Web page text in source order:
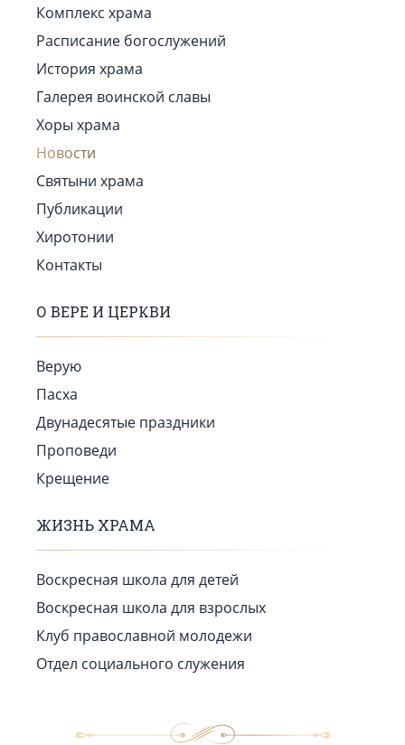
Комплекс храма
Расписание богослужений
История храма
Галерея воинской славы
Хоры храма
Новости
Святыни храма
Публикации
Хиротонии
Контакты
О ВЕРЕ И ЦЕРКВИ
Верую
Пасха
Двунадесятые праздники
Проповеди
Крещение
ЖИЗНЬ ХРАМА
Воскресная школа для детей
Воскресная школа для взрослых
Клуб православной молодежи
Отдел социального служения